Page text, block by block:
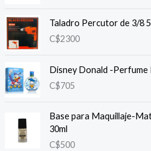
Taladro Percutor de 3/8
C$2300
Disney Donald -Perfume
C$705
Base para Maquillaje-
30ml
C$500